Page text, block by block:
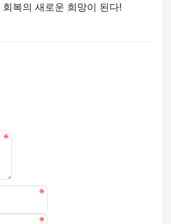
복의 새로운 희망이 된다!